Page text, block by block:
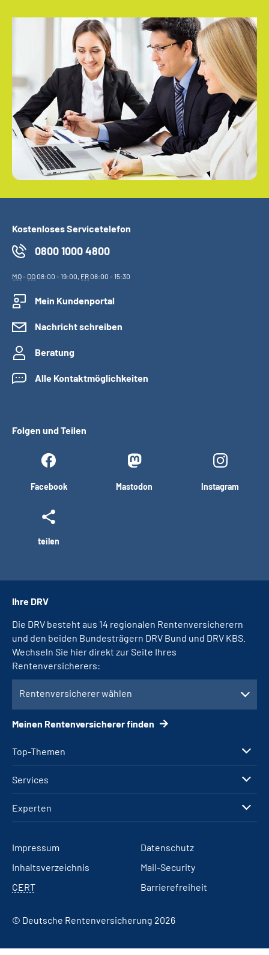
Kostenloses Servicetelefon
0800 1000 4800
MO- DO08:00 - 19:00, FR08:00 - 15:30
Mein Kundenportal
Nachricht schreiben
Beratung
Alle Kontaktmöglichkeiten
Folgen und Teilen
Facebook Mastodon Instagram
teilen
Top-Themen
Services
Experten
Ihre DRV
Die DRV besteht aus 14 regionalen Rentenversicherern
und den beiden Bundesträgern DRV Bund und DRV KBS.
Wechseln Sie hier direkt zur Seite Ihres
Rentenversicherers:
Rentenversicherer wählen
Meinen Rentenversicherer finden
Impressum
Datenschutz
Inhaltsverzeichnis
Mail-Security
CERT
Barrierefreiheit
© Deutsche Rentenversicherung 2026